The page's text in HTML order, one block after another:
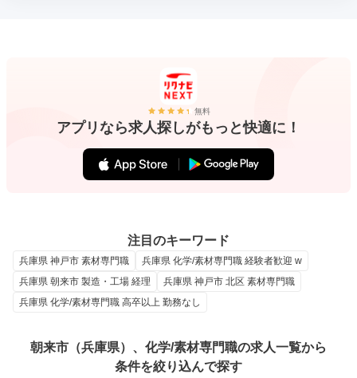
無料
アプリなら求人探しがもっと快適に！
注目のキーワード
兵庫県 神戸市 素材専門職
兵庫県 化学/素材専門職 経験者歓迎 w
兵庫県 朝来市 製造・工場 経理
兵庫県 神戸市 北区 素材専門職
兵庫県 化学/素材専門職 高卒以上 勤務なし
朝来市（兵庫県）、化学/素材専門職の求人一覧から
条件を絞り込んで探す